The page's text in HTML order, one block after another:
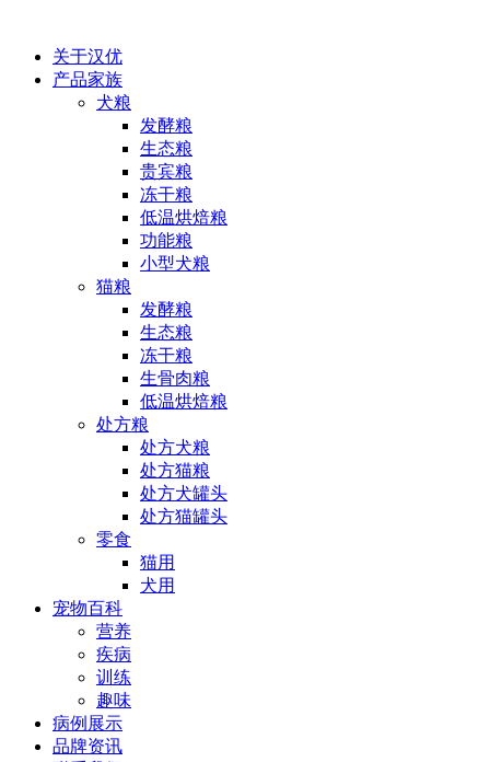
关于汉优
产品家族
犬粮
发酵粮
生态粮
贵宾粮
冻干粮
低温烘焙粮
功能粮
小型犬粮
猫粮
发酵粮
生态粮
冻干粮
生骨肉粮
低温烘焙粮
处方粮
处方犬粮
处方猫粮
处方犬罐头
处方猫罐头
零食
猫用
犬用
宠物百科
营养
疾病
训练
趣味
病例展示
品牌资讯